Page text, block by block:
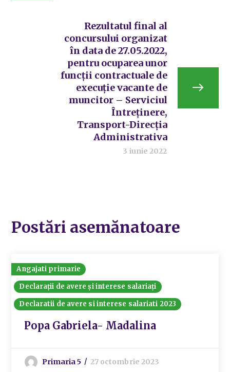
Rezultatul final al
concursului organizat
în data de 27.05.2022,
pentru ocuparea unor
funcții contractuale de
execuție vacante de
muncitor – Serviciul
Întreținere,
Transport-Direcția
Administrativa
3 iunie 2022
Postări asemănatoare
Angajati primarie
Declarații de avere și interese salariați
Declaratii de avere si interese salariati 2023
Popa Gabriela- Madalina
Primaria 5 27 octombrie 2023